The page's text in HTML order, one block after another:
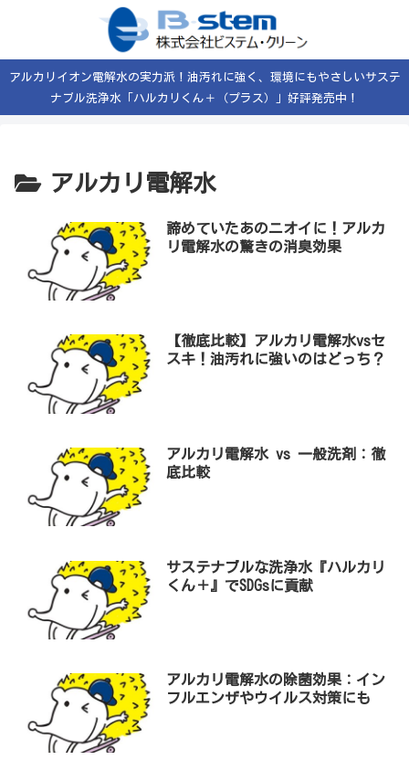
アルカリイオン電解水の実力派！油汚れに強く、環境にもやさしいサステ
ナブル洗浄水「ハルカリくん＋（プラス）」好評発売中！
アルカリ電解水
諦めていたあのニオイに！アルカ
リ電解水の驚きの消臭効果
【徹底比較】アルカリ電解水vsセ
スキ！油汚れに強いのはどっち？
アルカリ電解水 vs 一般洗剤：徹
底比較
サステナブルな洗浄水『ハルカリ
くん＋』でSDGsに貢献
アルカリ電解水の除菌効果：イン
フルエンザやウイルス対策にも